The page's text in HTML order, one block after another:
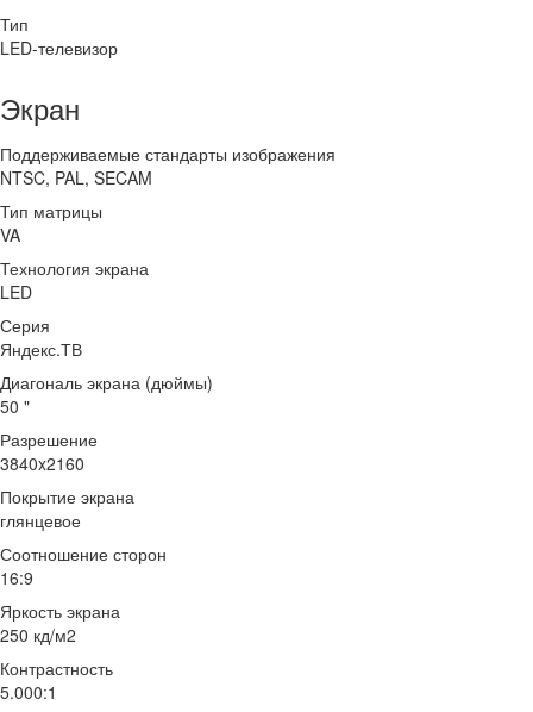
Тип
LED-телевизор
Экран
Поддерживаемые стандарты изображения
NTSC, PAL, SECAM
Тип матрицы
VA
Технология экрана
LED
Серия
Яндекс.ТВ
Диагональ экрана (дюймы)
50 "
Разрешение
3840x2160
Покрытие экрана
глянцевое
Соотношение сторон
16:9
Яркость экрана
250 кд/м2
Контрастность
5.000:1